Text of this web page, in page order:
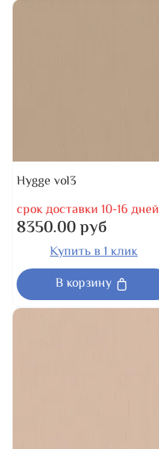
Hygge vol3
срок доставки 10-16 дней
8350.00 руб
Купить в 1 клик
В корзину